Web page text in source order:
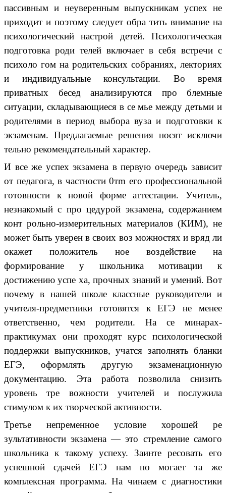
пассивным и неуверенным выпускникам успех не
приходит и поэтому следует обра тить внимание на
психологический настрой детей. Психологическая
подготовка роди телей включает в себя встречи с
психоло гом на родительских собраниях, лекториях
и индивидуальные консультации. Во время
приватных бесед анализируются про блемные
ситуации, складывающиеся в се мье между детьми и
родителями в период выбора вуза и подготовки к
экзаменам. Предлагаемые решения носят исключи
тельно рекомендательный характер.
И все же успех экзамена в первую очередь зависит
от педагога, в частности 0тm его профессиональной
готовности к новой форме аттестации. Учитель,
незнакомый с про цедурой экзамена, содержанием
конт рольно-измерительных материалов (КИМ), не
может быть уверен в своих воз можностях и вряд ли
окажет положитель ное воздействие на
формирование у школьника мотивации к
достижению успе ха, прочных знаний и умений. Вот
почему в нашей школе классные руководители и
учителя-предметники готовятся к ЕГЭ не менее
ответственно, чем родители. На се минарах-
практикумах они проходят курс психологической
поддержки выпускников, учатся заполнять бланки
ЕГЭ, оформлять другую экзаменационную
документацию. Эта работа позволила снизить
уровень тре вожности учителей и послужила
стимулом к их творческой активности.
Третье непременное условие хорошей ре
зультативности экзамена — это стремление самого
школьника к такому успеху. Заинте ресовать его
успешной сдачей ЕГЭ нам по могает та же
комплексная программа. На чинаем с диагностики